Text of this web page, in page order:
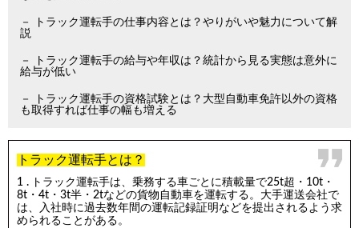
トラック運転手の仕事内容とは？やりがいや魅力について解
説
トラック運転手の給与や年収は？統計から見る実態は意外に
給与が低い
トラック運転手の資格試験とは？大型自動車免許以外の資格
も取得すれば仕事の幅も増える
トラック運転手とは？
トラック運転手は、乗務する車ごとに積載量で25t超・10t・
8t・4t・3t半・2tなどの貨物自動車を運転する。大手運送会社で
は、入社時に過去数年間の運転記録証明などを提出されるよう求
められることがある。